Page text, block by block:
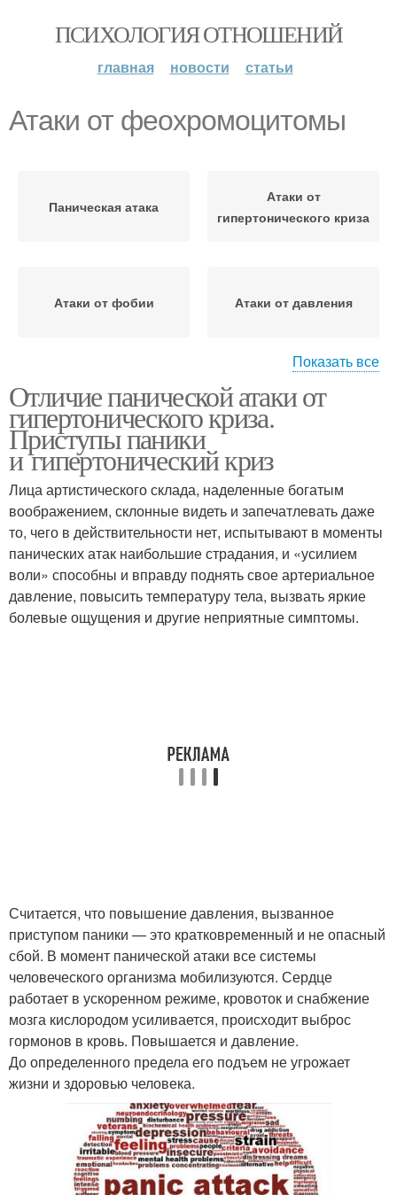
ПСИХОЛОГИЯ ОТНОШЕНИЙ
главная новости статьи
Атаки от феохромоцитомы
Паническая атака
Атаки от
гипертонического криза
Атаки от фобии Атаки от давления
гипертонического криза
Панические атаки
Показать все
Отличие панической атаки от
гипертонического криза.
Приступы паники
и гипертонический криз
Лица артистического склада, наделенные богатым
воображением, склонные видеть и запечатлевать даже
то, чего в действительности нет, испытывают в моменты
панических атак наибольшие страдания, и «усилием
воли» способны и вправду поднять свое артериальное
давление, повысить температуру тела, вызвать яркие
болевые ощущения и другие неприятные симптомы.
Считается, что повышение давления, вызванное
приступом паники — это кратковременный и не опасный
сбой. В момент панической атаки все системы
человеческого организма мобилизуются. Сердце
работает в ускоренном режиме, кровоток и снабжение
мозга кислородом усиливается, происходит выброс
гормонов в кровь. Повышается и давление.
До определенного предела его подъем не угрожает
жизни и здоровью человека.